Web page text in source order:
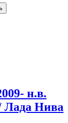
н.в.
Лада Нива